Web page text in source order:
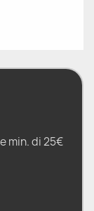
min. di 25€